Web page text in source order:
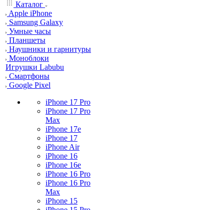
Каталог
Apple iPhone
Samsung Galaxy
Умные часы
Планшеты
Наушники и гарнитуры
Моноблоки
Игрушки Labubu
Смартфоны
Google Pixel
iPhone 17 Pro
iPhone 17 Pro
Max
iPhone 17e
iPhone 17
iPhone Air
iPhone 16
iPhone 16e
iPhone 16 Pro
iPhone 16 Pro
Max
iPhone 15